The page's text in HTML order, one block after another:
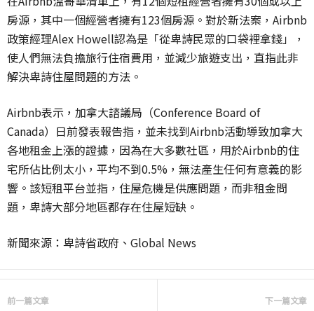
房源，其中一個經營者擁有123個房源。對於新法案，Airbnb
政策經理Alex Howell認為是「從卑詩民眾的口袋裡拿錢」，
使人們無法負擔旅行住宿費用，並減少旅遊支出，直指此非
解決卑詩住屋問題的方法。
Airbnb表示，加拿大諮議局（Conference Board of
Canada）日前發表報告指，並未找到Airbnb活動導致加拿大
各地租金上漲的證據，因為在大多數社區，用於Airbnb的住
宅所佔比例太小，平均不到0.5%，無法產生任何有意義的影
響。該短租平台並指，住屋危機是供應問題，而非租金問
題，卑詩大部分地區都存在住屋短缺。
新聞來源：卑詩省政府、Global News
前一篇文章 下一篇文章